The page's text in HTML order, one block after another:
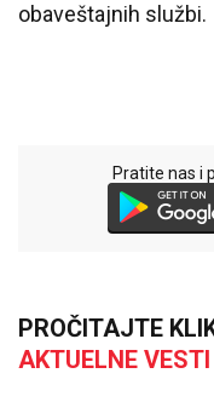
obaveštajnih službi.
Pratite nas i
PROČITAJTE
AKTUELNE VESTI